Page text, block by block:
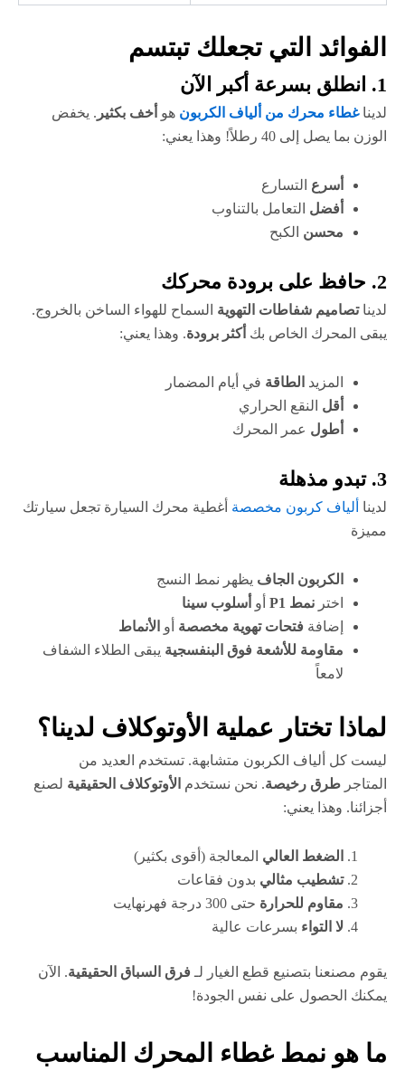
الفوائد التي تجعلك تبتسم
1. انطلق بسرعة أكبر الآن
لديناغطاء محرك من ألياف الكربون هو أخف بكثير . يخفض
الوزن بما يصل إلى 40 رطلاً! وهذا يعني:
أسرع التسارع
أفضل التعامل بالتناوب
محسن الكبح
2. حافظ على برودة محركك
لديناتصاميم شفاطات التهوية السماح للهواء الساخن بالخروج.
يبقى المحرك الخاص بك أكثر برودة. وهذا يعني:
المزيد الطاقة في أيام المضمار
أقل النقع الحراري
أطول عمر المحرك
3. تبدو مذهلة
لدينا ألياف كربون مخصصة أغطية محرك السيارة تجعل سيارتك
مميزة
الكربون الجاف يظهر نمط النسج
اختر نمط P1 أو أسلوب سينا
إضافة فتحات تهوية مخصصة أو الأنماط
مقاومة للأشعة فوق البنفسجية يبقى الطلاء الشفاف
لامعاً
لماذا تختار عملية الأوتوكلاف لدينا؟
ليست كل ألياف الكربون متشابهة. تستخدم العديد من
المتاجر طرق رخيصة. نحن نستخدم الأوتوكلاف الحقيقية لصنع
أجزائنا. وهذا يعني:
الضغط العالي المعالجة (أقوى بكثير)
تشطيب مثالي بدون فقاعات
مقاوم للحرارة حتى 300 درجة فهرنهايت
لا التواء بسرعات عالية
يقوم مصنعنا بتصنيع قطع الغيار لـ فرق السباق الحقيقية. الآن
يمكنك الحصول على نفس الجودة!
ما هو نمط غطاء المحرك المناسب